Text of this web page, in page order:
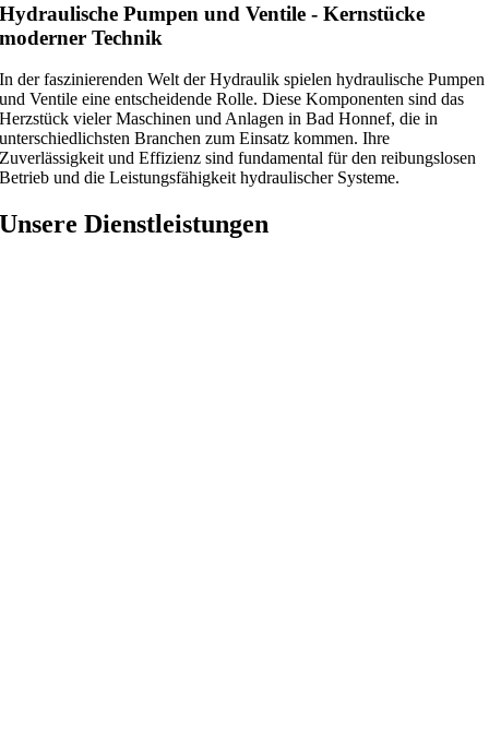
Hydraulische Pumpen und Ventile - Kernstücke
moderner Technik
In der faszinierenden Welt der Hydraulik spielen hydraulische Pumpen
und Ventile eine entscheidende Rolle. Diese Komponenten sind das
Herzstück vieler Maschinen und Anlagen in Bad Honnef, die in
unterschiedlichsten Branchen zum Einsatz kommen. Ihre
Zuverlässigkeit und Effizienz sind fundamental für den reibungslosen
Betrieb und die Leistungsfähigkeit hydraulischer Systeme.
Unsere Dienstleistungen